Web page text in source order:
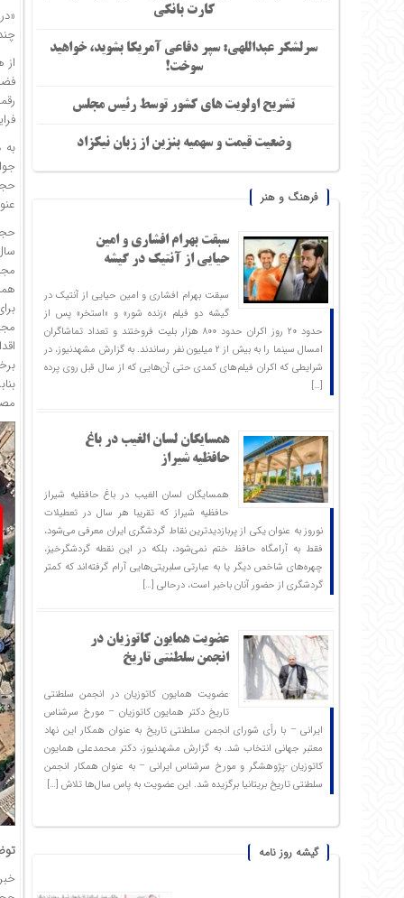
کارت بانکی
سرلشکر عبداللهی: سپر دفاعی آمریکا بشوید، خواهید
سوخت!
تشریح اولویت های کشور توسط رئیس مجلس
وضعیت قیمت و سهمیه بنزین از زبان نیکزاد
فرهنگ و هنر
سبقت بهرام افشاری و امین
حیایی از آنتیک در گیشه
سبقت بهرام افشاری و امین حیایی از آنتیک در
گیشه دو فیلم «زنده شور» و «استخر» پس از
حدود ۲۰ روز اکران حدود ۸۰۰ هزار بلیت فروختند و تعداد تماشاگران
امسال سینما را به بیش از ۲ میلیون نفر رساندند. به گزارش مشهدنیوز، در
شرایطی که اکران فیلم‌های کمدی حتی آن‌هایی که از سال قبل روی پرده
[…]
همسایگان لسان الغیب در باغ
حافظیه شیراز
همسایگان لسان الغیب در باغ حافظیه شیراز
حافظیه‌ شیراز که تقریبا هر سال در تعطیلات
نوروز به عنوان یکی از پربازدیدترین نقاط گردشگری ایران معرفی می‌شود،
فقط به آرامگاه حافظ ختم نمی‌شود، بلکه در این نقطه گردشگرخیز،
چهره‌های شاخص دیگر یا به عبارتی سلبریتی‌هایی آرام گرفته‌اند که کمتر
گردشگری از حضور آنان باخبر است، درحالی […]
عضویت همایون کاتوزیان در
انجمن سلطنتی تاریخ
عضویت همایون کاتوزیان در انجمن سلطنتی
تاریخ دکتر همایون کاتوزیان – مورخ سرشناس
ایرانی – با رأی شورای انجمن سلطنتی تاریخ به عنوان همکار این نهاد
معتبر جهانی انتخاب شد. به گزارش مشهدنیوز، دکتر محمدعلی همایون
کاتوزیان -پژوهشگر و مورخ سرشناس ایرانی – به عنوان همکار انجمن
سلطنتی تاریخ بریتانیا برگزیده شد. این عضویت به پاس سال‌ها تلاش […]
گیشه روز نامه
به